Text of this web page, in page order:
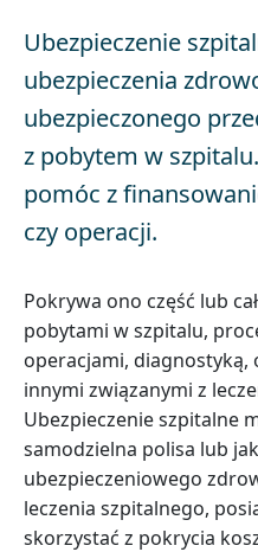
Ubezpieczenie
ubezpieczenia
ubezpieczonego
z pobytem w
pomóc z
czy operacji.
Pokrywa ono część lub
pobytami w szpitalu,
operacjami, diagnostyką,
innymi związanymi z
Ubezpieczenie szpitalne
samodzielna polisa lub
ubezpieczeniowego
leczenia szpitalnego,
skorzystać z pokrycia